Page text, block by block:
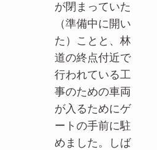
が閉まっていた
（準備中に開い
た）ことと、林
道の終点付近で
行われている工
事のための車両
が入るためにゲ
ートの手前に駐
めました。しば